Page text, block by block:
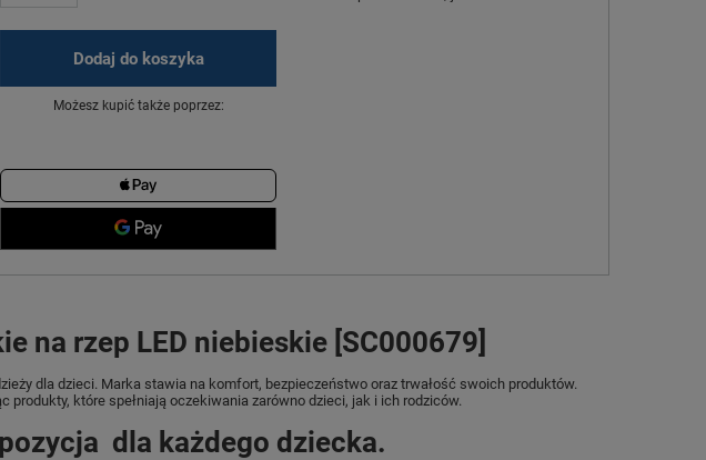
Dodaj do koszyka
Możesz kupić także poprzez:
na rzep LED niebieskie [SC000679]
dla dzieci. Marka stawia na komfort, bezpieczeństwo oraz trwałość swoich produktów.
które spełniają oczekiwania zarówno dzieci, jak i ich rodziców.
dla każdego dziecka.